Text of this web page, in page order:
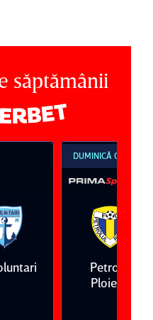
săptămânii
DUMINICĂ 09 AUG,
Petrolul
Ploieşti